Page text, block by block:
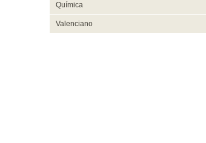
Química
Valenciano